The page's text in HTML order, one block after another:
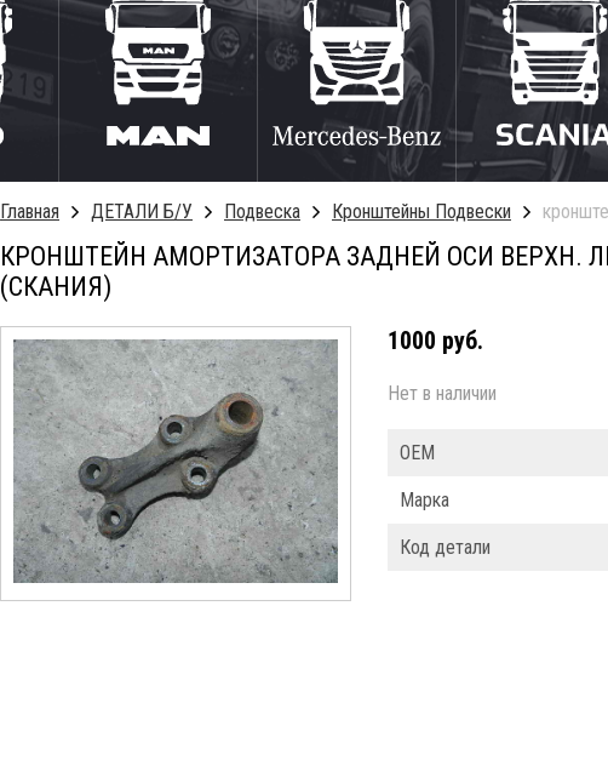
Главная ДЕТАЛИ Б/У Подвеска Кронштейны Подвески
КРОНШТЕЙН АМОРТИЗАТОРА ЗАДНЕЙ ОСИ ВЕРХН.
(СКАНИЯ)
1000 руб.
Нет в наличии
ОЕМ
Марка
Код детали